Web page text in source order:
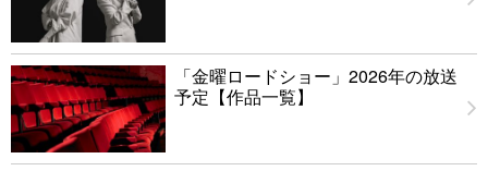
「金曜ロードショー」2026年の放送
予定【作品一覧】